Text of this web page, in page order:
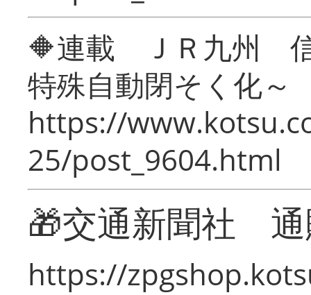
🔶連載 ＪＲ九州 信
特殊自動閉そく化～
https://
25/post_9604.html
🎁交通新聞社
https://